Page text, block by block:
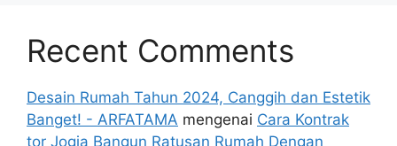
Recent Comments
Desain Rumah Tahun 2024, Canggih dan Estetik
Banget! - ARFATAMA mengenai Cara Kontrak
tor Jogja Bangun Ratusan Rumah Dengan